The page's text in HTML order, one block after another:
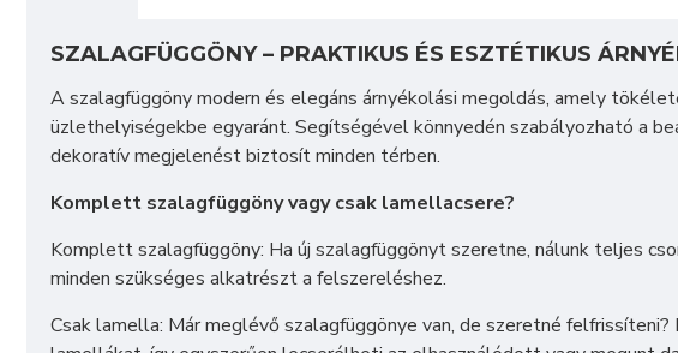
SZALAGFÜGGÖNY – PRAKTIKUS ÉS ESZTÉTIKUS
A szalagfüggöny modern és elegáns árnyékolási megoldás, amely
üzlethelyiségekbe egyaránt. Segítségével könnyedén szabályozható a
dekoratív megjelenést biztosít minden térben.
Komplett szalagfüggöny vagy csak lamellacsere?
Komplett szalagfüggöny: Ha új szalagfüggönyt szeretne, nálunk teljes
minden szükséges alkatrészt a felszereléshez.
Csak lamella: Már meglévő szalagfüggönye van, de szeretné felfrissíteni?